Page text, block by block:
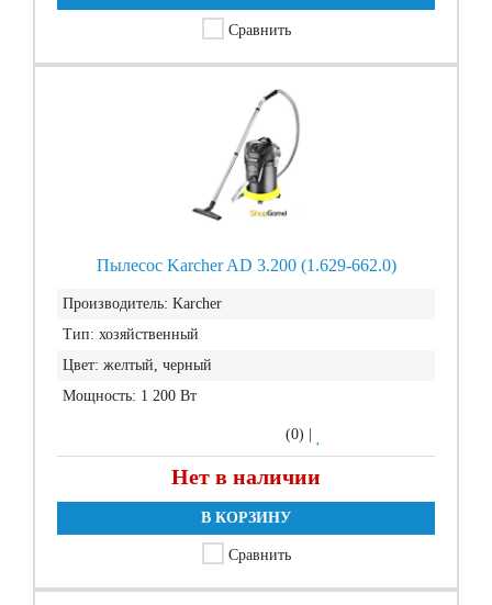
Сравнить
Пылесос Karcher AD 3.200 (1.629-662.0)
Производитель: Karcher
Тип: хозяйственный
Цвет: желтый, черный
Мощность: 1 200 Вт
(0)
Нет в наличии
В КОРЗИНУ
Сравнить